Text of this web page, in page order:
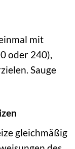
mit
oder 240),
Sauge
gleichmäßig